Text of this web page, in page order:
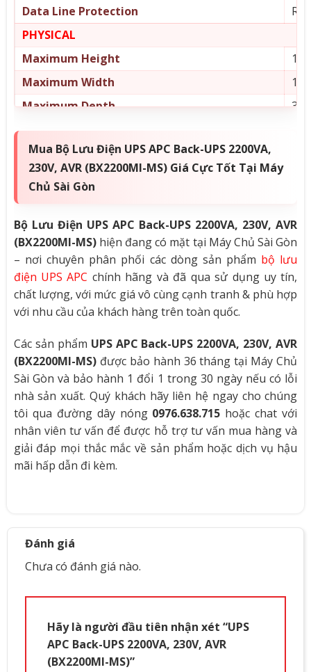
Data Line Protection
PHYSICAL
Maximum Height
Maximum Width
Maximum Depth
Net Weight
ENVIRONMENTAL
Operating Temperature
Operating Elevation
0 –
Storage Temperature
-15
Storage Relative Humidity
0 –
Storage Elevation
0 –
Audible noise at 1 meter from surface of unit
Protection Class
Mua Bộ Lưu Điện UPS APC Back-UPS 2200VA,
230V, AVR (BX2200MI-MS) Giá Cực Tốt Tại Máy
Chủ Sài Gòn
Bộ Lưu Điện UPS APC Back-UPS 2200VA, 230V, AVR
(BX2200MI-MS)hiện đang có mặt tại Máy Chủ Sài Gòn
– nơi chuyên phân phối các dòng sản phẩm bộ lưu
điện UPS APC chính hãng và đã qua sử dụng uy tín,
chất lượng, với mức giá vô cùng cạnh tranh & phù hợp
với nhu cầu của khách hàng trên toàn quốc.
Các sản phẩm UPS APC Back-UPS 2200VA, 230V, AVR
(BX2200MI-MS)được bảo hành 36 tháng tại Máy Chủ
Sài Gòn và bảo hành 1 đổi 1 trong 30 ngày nếu có lỗi
nhà sản xuất. Quý khách hãy liên hệ ngay cho chúng
tôi qua đường dây nóng 0976.638.715 hoặc chat với
nhân viên tư vấn để được hỗ trợ tư vấn mua hàng và
giải đáp mọi thắc mắc về sản phẩm hoặc dịch vụ hậu
mãi hấp dẫn đi kèm.
Đánh giá
Chưa có đánh giá nào.
Hãy là người đầu tiên nhận xét “UPS
APC Back-UPS 2200VA, 230V, AVR
(BX2200MI-MS)”